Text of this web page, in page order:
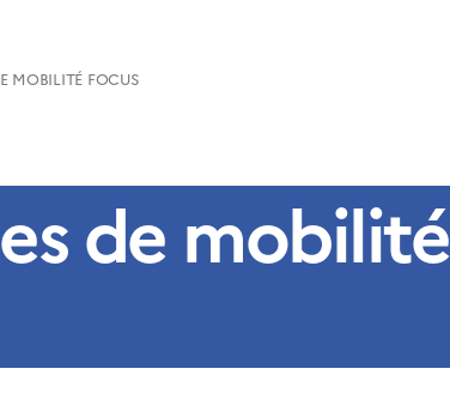
MOBILITÉ FOCUS
de mobilité